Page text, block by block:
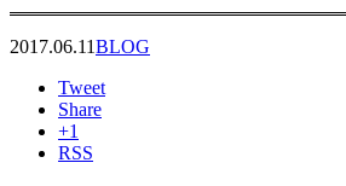
2017.06.11BLOG
Tweet
Share
+1
RSS